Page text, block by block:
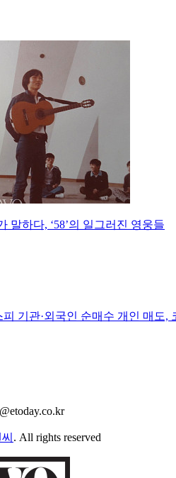
말하다, ‘58’의 일그러진 영웅들
기관·외국인 순매수 개인 매도,
. All rights reserved